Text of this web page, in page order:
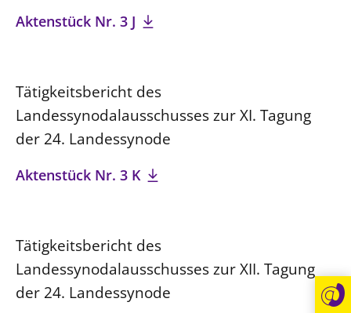
Aktenstück Nr. 3 J
Tätigkeitsbericht des
Landessynodalausschusses zur XI. Tagung
der 24. Landessynode
Aktenstück Nr. 3 K
Tätigkeitsbericht des
Landessynodalausschusses zur XII. Tagung
der 24. Landessynode